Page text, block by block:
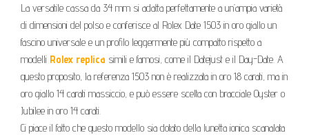
La versatile cassa da 34 mm si adatta perfettamente a un’ampia varietà
di dimensioni del polso e conferisce al Rolex Date 1503 in oro giallo un
fascino universale e un profilo leggermente più compatto rispetto a
modelli Rolex replica simili e famosi, come il Datejust e il Day-Date. A
questo proposito, la referenza 1503 non è realizzata in oro 18 carati, ma in
oro giallo 14 carati massiccio, e può essere scelta con bracciale Oyster o
Jubilee in oro 14 carati.
Ci piace il fatto che questo modello sia dotato della lunetta ionica scanalata